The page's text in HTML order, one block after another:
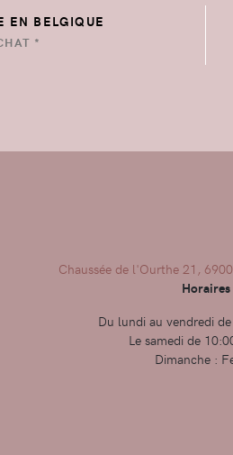
EN BELGIQUE
*
Chaussée de l'Ourthe 21,
Horaires
Du lundi au vendredi
Le samedi de
Dimanche :